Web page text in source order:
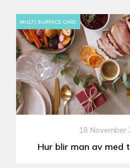
MULTI SURFACE CARE
18 November
Hur blir man av med